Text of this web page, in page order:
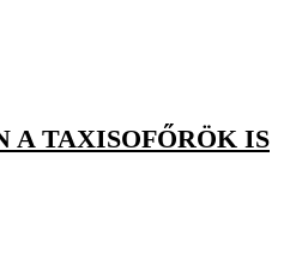
A TAXISOFŐRÖK IS